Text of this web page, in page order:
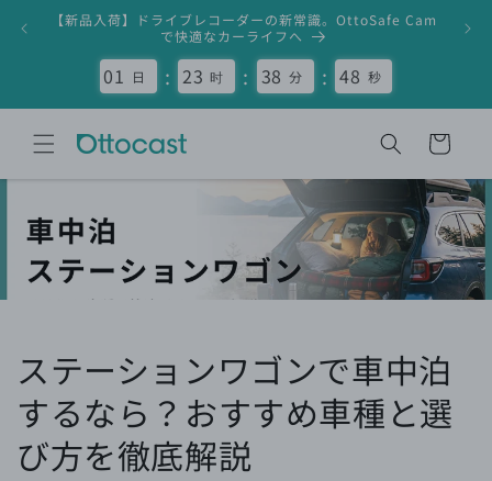
ンツに
01 日 : 23 时 : 38 分 : 47 秒
【新品入荷】ドライブレコーダーの新常識。OttoSafe Cam
で快適なカーライフへ
カ
ー
ステーションワゴンで車中泊
するなら？おすすめ車種と選
び方を徹底解説